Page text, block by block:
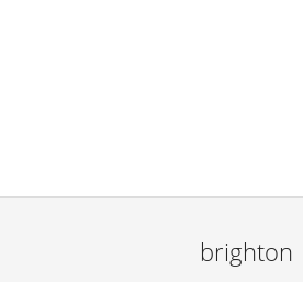
brighton